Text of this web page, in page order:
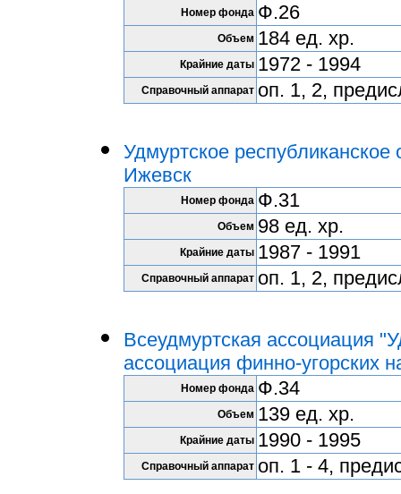
Номер фонда Ф.26
Объем 184 ед. хр.
Крайние даты 1972 - 1994
Справочный аппарат оп. 1, 2,
Удмуртское республиканское
Ижевск
Номер фонда Ф.31
Объем 98 ед. хр.
Крайние даты 1987 - 1991
Справочный аппарат оп. 1, 2,
Всеудмуртская ассоциация
ассоциация финно-угорских
Номер фонда Ф.34
Объем 139 ед. хр.
Крайние даты 1990 - 1995
Справочный аппарат оп. 1 - 4,